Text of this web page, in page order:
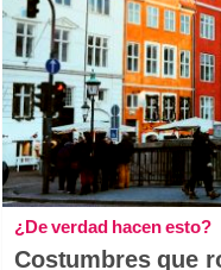
¿De verdad hacen esto?
Costumbres que